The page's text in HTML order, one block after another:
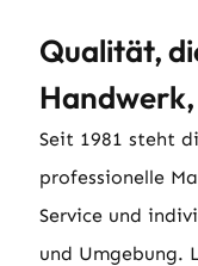
Qualität,
Seit 1981 steht
professionelle
Service und
und Umgebung.